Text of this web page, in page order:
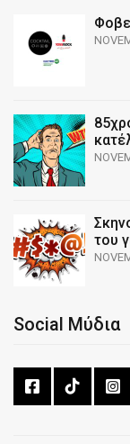
του
Social Μύδια